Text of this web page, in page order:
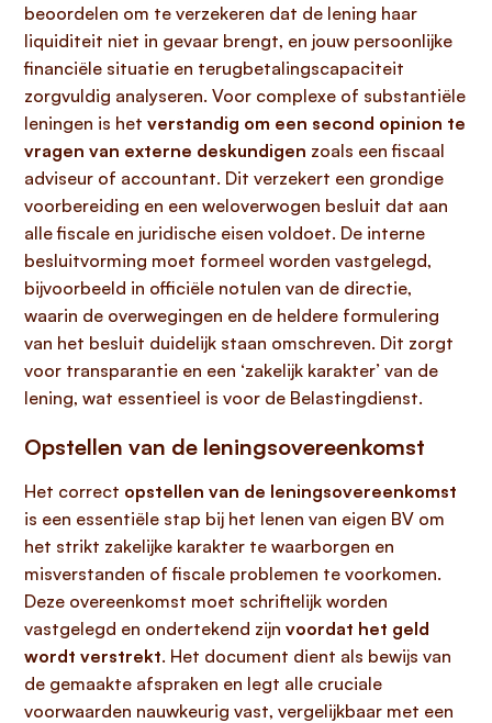
beoordelen om te verzekeren dat de lening haar
liquiditeit niet in gevaar brengt, en jouw persoonlijke
financiële situatie en terugbetalingscapaciteit
zorgvuldig analyseren. Voor complexe of substantiële
leningen is het verstandig om een second opinion te
vragen van externe deskundigen zoals een fiscaal
adviseur of accountant. Dit verzekert een grondige
voorbereiding en een weloverwogen besluit dat aan
alle fiscale en juridische eisen voldoet. De interne
besluitvorming moet formeel worden vastgelegd,
bijvoorbeeld in officiële notulen van de directie,
waarin de overwegingen en de heldere formulering
van het besluit duidelijk staan omschreven. Dit zorgt
voor transparantie en een ‘zakelijk karakter’ van de
lening, wat essentieel is voor de Belastingdienst.
Opstellen van de leningsovereenkomst
Het correct opstellen van de leningsovereenkomst
is een essentiële stap bij het lenen van eigen BV om
het strikt zakelijke karakter te waarborgen en
misverstanden of fiscale problemen te voorkomen.
Deze overeenkomst moet schriftelijk worden
vastgelegd en ondertekend zijn voordat het geld
wordt verstrekt. Het document dient als bewijs van
de gemaakte afspraken en legt alle cruciale
voorwaarden nauwkeurig vast, vergelijkbaar met een